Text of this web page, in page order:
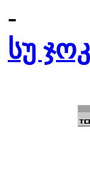
-
სუ